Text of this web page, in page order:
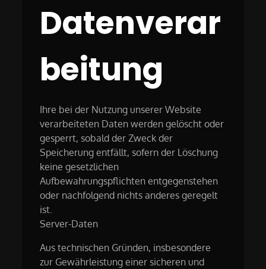
Datenverar
beitung
Ihre bei der Nutzung unserer Website
verarbeiteten Daten werden gelöscht oder
gesperrt, sobald der Zweck der
Speicherung entfällt, sofern der Löschung
keine gesetzlichen
Aufbewahrungspflichten entgegenstehen
oder nachfolgend nichts anderes geregelt
ist.
Server-Daten
Aus technischen Gründen, insbesondere
zur Gewährleistung einer sicheren und